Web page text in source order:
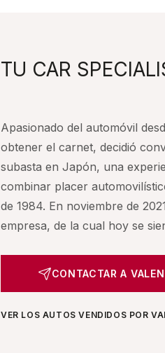
TU CAR
Apasionado del automóvil
obtener el carnet, decidió
subasta en Japón, una
combinar placer
de 1984. En noviembre de
empresa, de la cual hoy se
CONTACTAR A
VER LOS AUTOS VENDIDOS POR